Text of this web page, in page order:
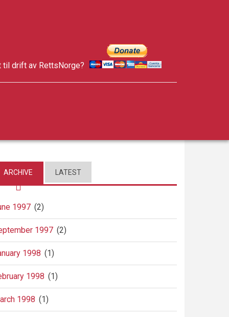
til drift av RettsNorge?
ARCHIVE LATEST
1997 (2)
1997 (2)
1998 (1)
1998 (1)
1998 (1)